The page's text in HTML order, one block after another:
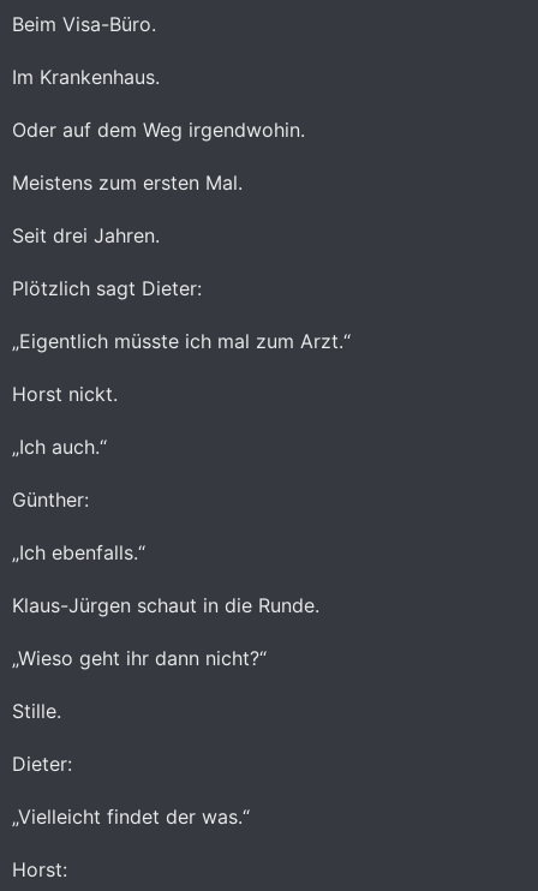
Beim Visa-Büro.
Im Krankenhaus.
Oder auf dem Weg irgendwohin.
Meistens zum ersten Mal.
Seit drei Jahren.
Plötzlich sagt Dieter:
„Eigentlich müsste ich mal zum Arzt.“
Horst nickt.
„Ich auch.“
Günther:
„Ich ebenfalls.“
Klaus-Jürgen schaut in die Runde.
„Wieso geht ihr dann nicht?“
Stille.
Dieter:
„Vielleicht findet der was.“
Horst: